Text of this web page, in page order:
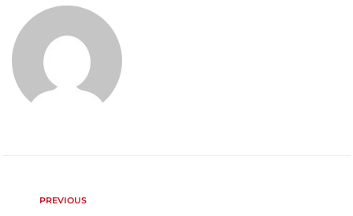
PREVIOUS